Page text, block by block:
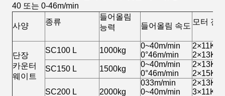
40 또는 0-46m/min
사양 종류
들어올림
능력
들어올림 속도 모터 전
단장
카운터
웨이트
SC100 L 1000kg
0~40m/min
0°46m/min
2×11Kw
2×13Kw
SC150 L
1500kg
0~40m/min
0°46m/min
2×13Kw
2×15Kw
SC200 L 2000kg
033m/min
0~40m/min
2×13Kw
3×11Kw